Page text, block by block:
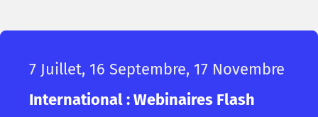
7 Juillet, 16 Septembre, 17 Novembre
International : Webinaires Flash